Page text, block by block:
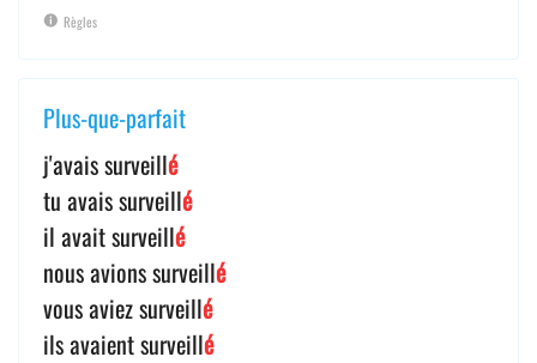
Règles
Plus-que-parfait
j'avais surveillé
tu avais surveillé
il avait surveillé
nous avions surveillé
vous aviez surveillé
ils avaient surveillé